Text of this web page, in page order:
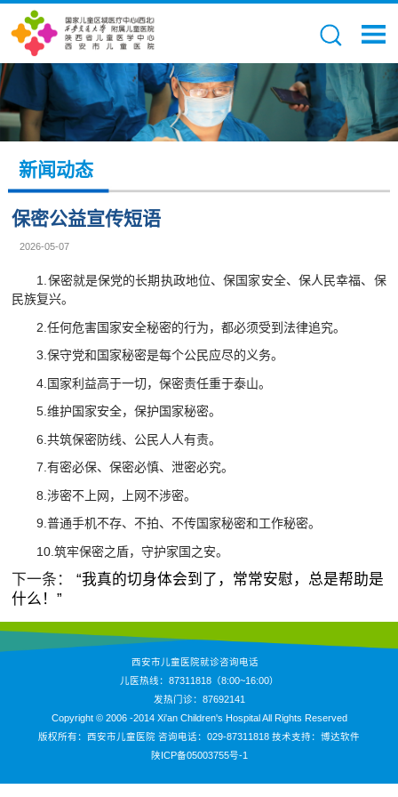
新闻动态
保密公益宣传短语
2026-05-07
1.保密就是保党的长期执政地位、保国家安全、保人民幸福、保
民族复兴。
2.任何危害国家安全秘密的行为，都必须受到法律追究。
3.保守党和国家秘密是每个公民应尽的义务。
4.国家利益高于一切，保密责任重于泰山。
5.维护国家安全，保护国家秘密。
6.共筑保密防线、公民人人有责。
7.有密必保、保密必慎、泄密必究。
8.涉密不上网，上网不涉密。
9.普通手机不存、不拍、不传国家秘密和工作秘密。
10.筑牢保密之盾，守护家国之安。
下一条：
“我真的切身体会到了，常常安慰，总是帮助是
什么！”
西安市儿童医院就诊咨询电话
儿医热线：87311818（8:00~16:00）
发热门诊：87692141
Copyright © 2006 -2014 Xi'an Children's Hospital All Rights Reserved
版权所有：西安市儿童医院 咨询电话：029-87311818 技术支持： 博达软件
陕ICP备05003755号-1